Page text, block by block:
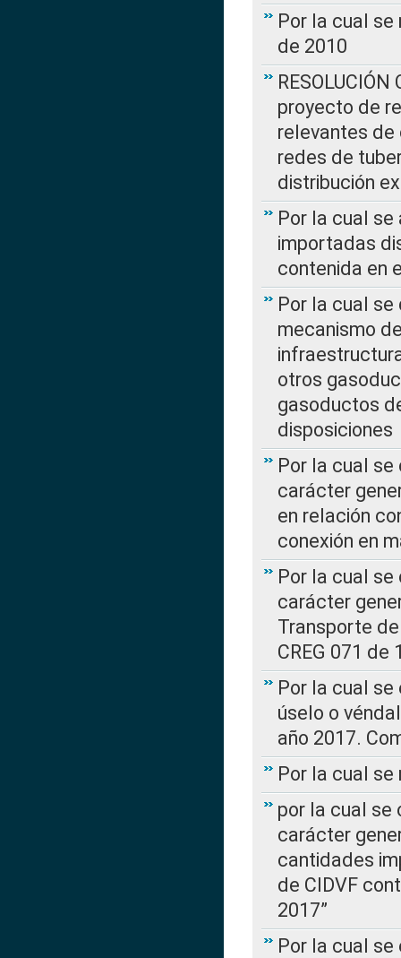
Por la cual se
de 2010
proyecto de
relevantes de
redes de
distribución
Por la cual
importadas
contenida en
Por la cual se
mecanismo
otros
gasoductos
disposiciones
Por la cual
carácter
en relación
conexión en
Por la cual
carácter
Transporte
CREG 071 de
Por la cual
úselo o
año 2017.
Por la cual se
por la cual se
carácter
cantidades
de CIDVF
2017”
Por la cual